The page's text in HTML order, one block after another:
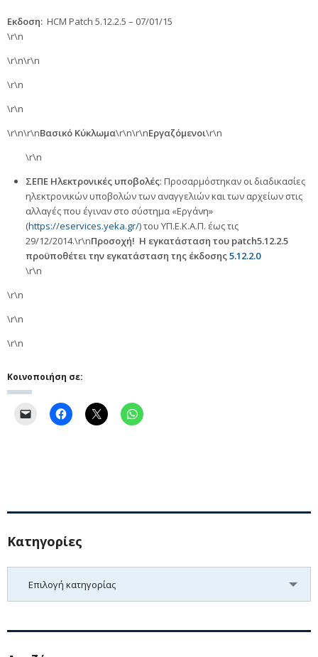
Εκδοση: HCM Patch 5.12.2.5 – 07/01/15
\r\n
\r\n\r\n
\r\n
\r\n
\r\n\r\nΒασικό Κύκλωμα\r\n\r\nΕργαζόμενοι\r\n
\r\n
ΣΕΠΕ Ηλεκτρονικές υποβολές: Προσαρμόστηκαν οι διαδικασίες
ηλεκτρονικών υποβολών των αναγγελιών και των αρχείων στις
αλλαγές που έγιναν στο σύστημα «Εργάνη»
(https://eservices.yeka.gr/) του ΥΠ.Ε.Κ.Α.Π. έως τις
29/12/2014.\r\nΠροσοχή! Η εγκατάσταση του patch5.12.2.5
προϋποθέτει την εγκατάσταση της έκδοσης5.12.2.0
\r\n
\r\n
\r\n
\r\n
Κοινοποιήση σε:
Kατηγορίες
Επιλογή κατηγορίας